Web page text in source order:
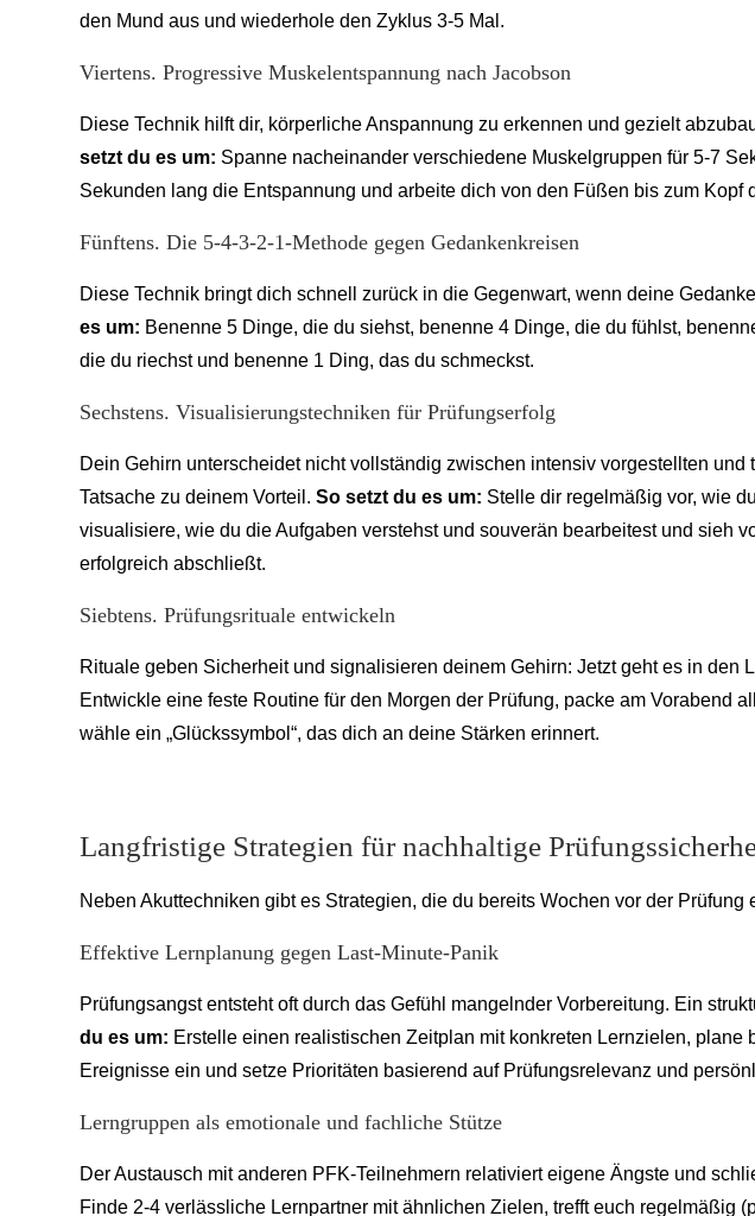
den Mund aus und wiederhole den Zyklus 3-5 Mal.
Viertens. Progressive Muskelentspannung nach Jacobson
Diese Technik hilft dir, körperliche Anspannung zu erkennen und gezielt
setzt du es um: Spanne nacheinander verschiedene Muskelgruppen für 5-7
Sekunden lang die Entspannung und arbeite dich von den Füßen bis zum Kopf
Fünftens. Die 5-4-3-2-1-Methode gegen Gedankenkreisen
Diese Technik bringt dich schnell zurück in die Gegenwart, wenn deine
es um: Benenne 5 Dinge, die du siehst, benenne 4 Dinge, die du fühlst,
die du riechst und benenne 1 Ding, das du schmeckst.
Sechstens. Visualisierungstechniken für Prüfungserfolg
Dein Gehirn unterscheidet nicht vollständig zwischen intensiv vorgestellten
Tatsache zu deinem Vorteil. So setzt du es um: Stelle dir regelmäßig vor, wie
visualisiere, wie du die Aufgaben verstehst und souverän bearbeitest und sieh
erfolgreich abschließt.
Siebtens. Prüfungsrituale entwickeln
Rituale geben Sicherheit und signalisieren deinem Gehirn: Jetzt geht es in den
Entwickle eine feste Routine für den Morgen der Prüfung, packe am Vorabend
wähle ein „Glückssymbol“, das dich an deine Stärken erinnert.
Langfristige Strategien für nachhaltige
Neben Akuttechniken gibt es Strategien, die du bereits Wochen vor der Prüfung
Effektive Lernplanung gegen Last-Minute-Panik
Prüfungsangst entsteht oft durch das Gefühl mangelnder Vorbereitung. Ein
du es um: Erstelle einen realistischen Zeitplan mit konkreten Lernzielen, plane
Ereignisse ein und setze Prioritäten basierend auf Prüfungsrelevanz und
Lerngruppen als emotionale und fachliche Stütze
Der Austausch mit anderen PFK-Teilnehmern relativiert eigene Ängste und
Finde 2-4 verlässliche Lernpartner mit ähnlichen Zielen, trefft euch regelmäßig